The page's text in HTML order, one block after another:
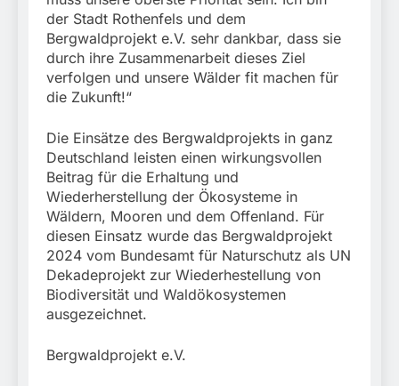
der Stadt Rothenfels und dem
Bergwaldprojekt e.V. sehr dankbar, dass sie
durch ihre Zusammenarbeit dieses Ziel
verfolgen und unsere Wälder fit machen für
die Zukunft!“
Die Einsätze des Bergwaldprojekts in ganz
Deutschland leisten einen wirkungsvollen
Beitrag für die Erhaltung und
Wiederherstellung der Ökosysteme in
Wäldern, Mooren und dem Offenland. Für
diesen Einsatz wurde das Bergwaldprojekt
2024 vom Bundesamt für Naturschutz als UN
Dekadeprojekt zur Wiederhestellung von
Biodiversität und Waldökosystemen
ausgezeichnet.
Bergwaldprojekt e.V.